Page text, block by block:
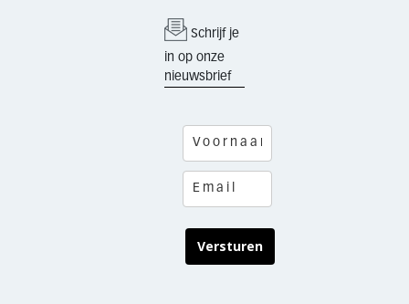
Schrijf je
in op onze
nieuwsbrief
Versturen